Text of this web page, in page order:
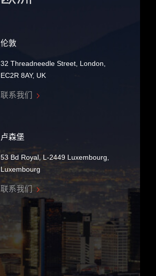
伦敦
32 Threadneedle Street, London,
EC2R 8AY, UK
联系我们
卢森堡
53 Bd Royal, L-2449 Luxembourg,
Luxembourg
联系我们